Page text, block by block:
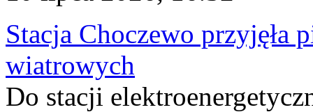
Stacja Choczewo przyjęła
wiatrowych
Do stacji